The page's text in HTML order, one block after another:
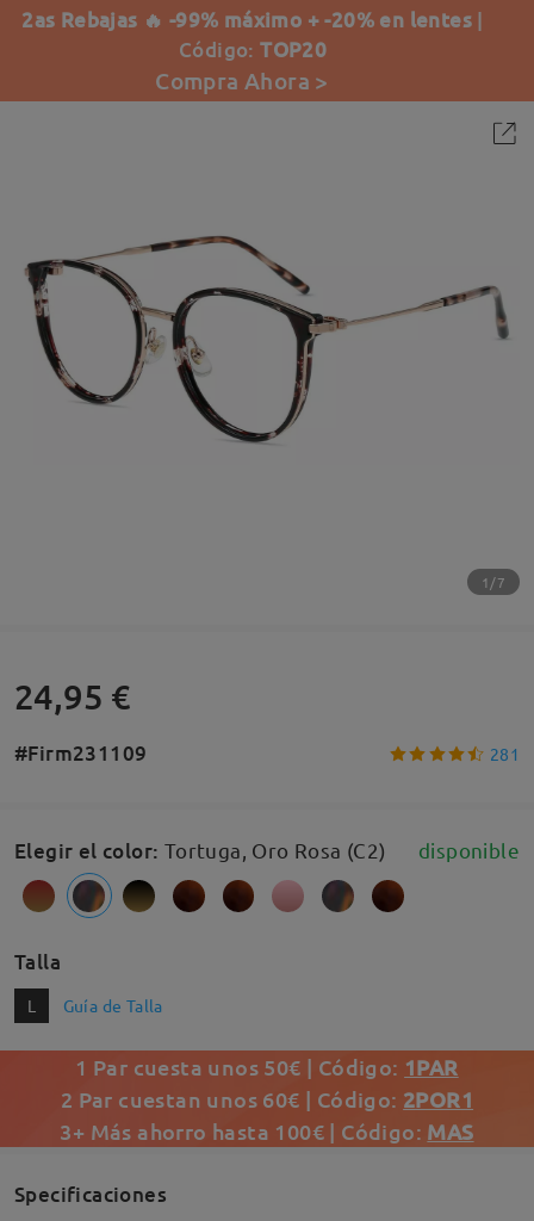
2as Rebajas 🔥 -99% máximo + -20% en lentes |
Código:TOP20
Compra Ahora >
1/7
24,95 €
#Firm231109 281
Elegir el color: Tortuga, Oro Rosa (C2) disponible
Talla
L Guía de Talla
1 Par cuesta unos 50€ | Código: 1PAR
2 Par cuestan unos 60€ | Código: 2POR1
3+ Más ahorro hasta 100€ | Código: MAS
Specificaciones